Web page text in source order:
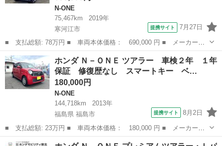
N-ONE
75,467km
2019年
寒河江市
提携サイト 7月27日
■ 支払総額: 78万円 ■ 車両本体価格： 690,000 円 ■ メーカー
名： ホンダ ■ 車種名： Ｎ－ＯＮＥ ■ グレード名： プレミア
ム バックカメラ・フルセグＴＶ・Ｂｌｕｅｔｏｏｔｈ・ＥＴＣ・リ
モコンエンジンス...
山形 寒河江市 N-ONE
ホンダ Ｎ－ＯＮＥ ツアラー 車検２年 １年
保証 修復歴なし スマートキー ベ…
180,000円
N-ONE
144,718km
2013年
福島県 福島市
提携サイト 8月2日
■ 支払総額: 23万円 ■ 車両本体価格： 180,000 円 ■ メーカー
名： ホンダ ■ 車種名： Ｎ－ＯＮＥ ■ グレード名： ツアラ
福島 N-ONE